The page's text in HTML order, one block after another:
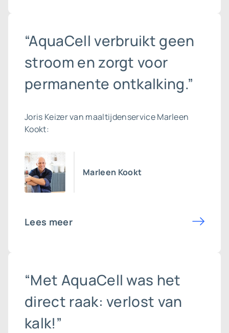
“AquaCell verbruikt geen
stroom en zorgt voor
permanente ontkalking.”
Joris Keizer van maaltijdenservice Marleen
Kookt:
Marleen Kookt
Lees meer
“Met AquaCell was het
direct raak: verlost van
kalk!”